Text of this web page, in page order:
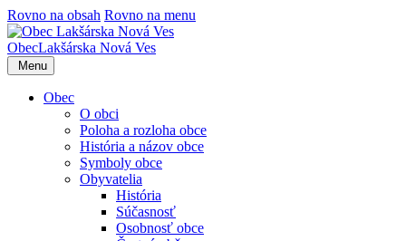
Rovno na obsah Rovno na menu
ObecLakšárska Nová Ves
Menu
Obec
O obci
Poloha a rozloha obce
História a názov obce
Symboly obce
Obyvatelia
História
Súčasnosť
Osobnosť obce